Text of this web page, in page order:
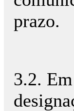
prazo.
3.2.